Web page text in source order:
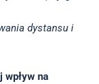
dystansu i
na